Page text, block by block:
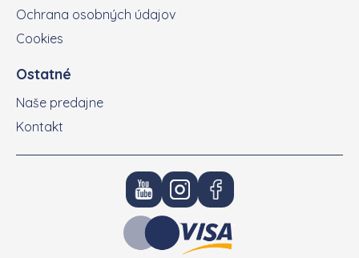
Ochrana osobných údajov
Cookies
Ostatné
Naše predajne
Kontakt